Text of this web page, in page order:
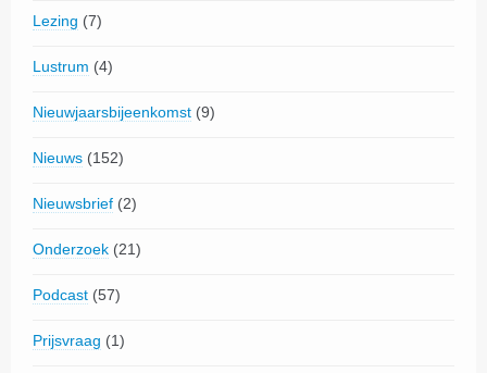
Lezing (7)
Lustrum (4)
Nieuwjaarsbijeenkomst (9)
Nieuws (152)
Nieuwsbrief (2)
Onderzoek (21)
Podcast (57)
Prijsvraag (1)